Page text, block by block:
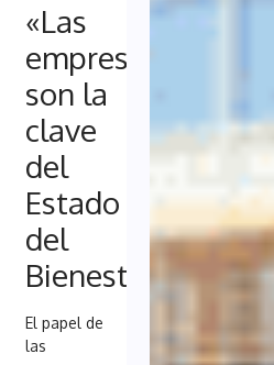
«Las
empresas
son la
clave
del
Estado
del
Bienestar»
El papel de
las